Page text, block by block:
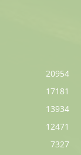
20954
17181
13934
12471
7327